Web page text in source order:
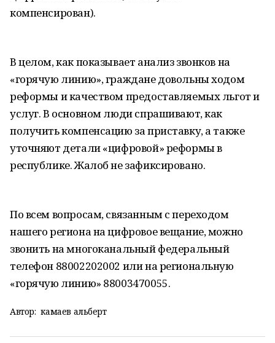
компенсирован).
В целом, как показывает анализ звонков на
«горячую линию», граждане довольны ходом
реформы и качеством предоставляемых льгот и
услуг. В основном люди спрашивают, как
получить компенсацию за приставку, а также
уточняют детали «цифровой» реформы в
республике. Жалоб не зафиксировано.
По всем вопросам, связанным с переходом
нашего региона на цифровое вещание, можно
звонить на многоканальный федеральный
телефон 88002202002 или на региональную
«горячую линию» 88003470055.
Автор: камаев альберт